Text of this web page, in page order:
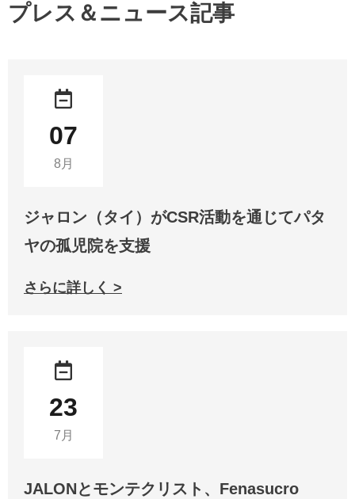
プレス＆ニュース記事
07
8月
ジャロン（タイ）がCSR活動を通じてパタ
ヤの孤児院を支援
さらに詳しく >
23
7月
JALONとモンテクリスト、Fenasucro